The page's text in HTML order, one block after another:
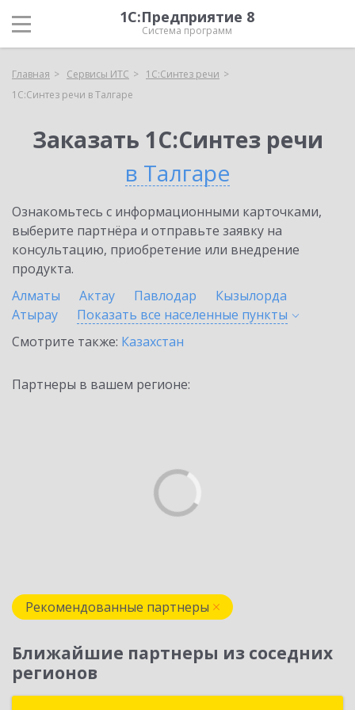
1С:Предприятие 8
Система программ
Главная Сервисы ИТС
1С:Синтез речи
1С:Синтез речи в Талгаре
Заказать 1С:Синтез речи
в Талгаре
Ознакомьтесь с информационными карточками,
выберите партнёра и отправьте заявку на
консультацию, приобретение или внедрение
продукта.
Алматы
Актау Павлодар
Кызылорда
Атырау
Показать все населенные пункты
Смотрите также: Казахстан
Партнеры в вашем регионе:
Рекомендованные партнеры
Ближайшие партнеры из соседних
регионов